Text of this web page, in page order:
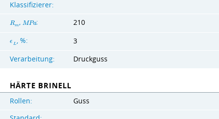
Klassifizierer:
Rm , MPa: 210
ϵ L, %: 3
Verarbeitung: Druckguss
HÄRTE BRINELL
Rollen:
Guss